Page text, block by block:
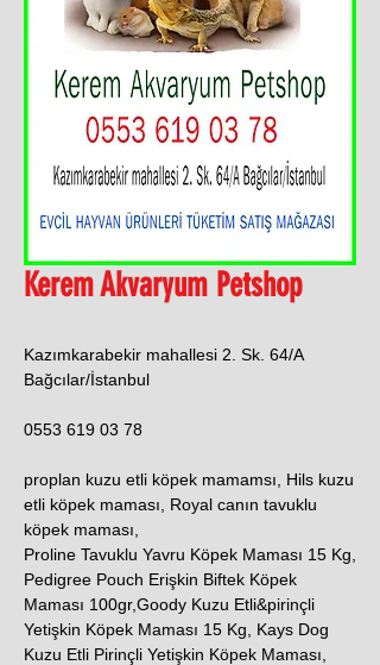
Kerem Akvaryum Petshop
Kazımkarabekir mahallesi 2. Sk. 64/A
Bağcılar/İstanbul
0553 619 03 78
proplan kuzu etli köpek mamamsı, Hils kuzu
etli köpek maması, Royal canın tavuklu
köpek maması,
Proline Tavuklu Yavru Köpek Maması 15 Kg,
Pedigree Pouch Erişkin Biftek Köpek
Maması 100gr,Goody Kuzu Etli&pirinçli
Yetişkin Köpek Maması 15 Kg, Kays Dog
Kuzu Etli Pirinçli Yetişkin Köpek Maması,